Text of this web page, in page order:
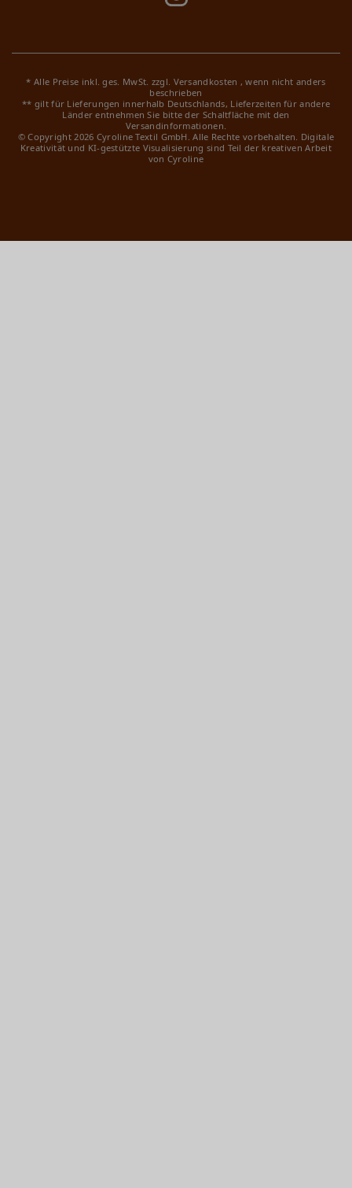
* Alle Preise inkl. ges. MwSt. zzgl. Versandkosten , wenn nicht anders
beschrieben
** gilt für Lieferungen innerhalb Deutschlands, Lieferzeiten für andere
Länder entnehmen Sie bitte der Schaltfläche mit den
Versandinformationen.
© Copyright 2026 Cyroline Textil GmbH. Alle Rechte vorbehalten. Digitale
Kreativität und KI-gestützte Visualisierung sind Teil der kreativen Arbeit
von Cyroline